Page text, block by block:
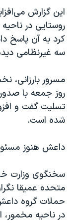
چهل سال
قانون شفافیت
اعتراضات مردمی
نرگس محمدی
همایش
سفر پرزیدنت
روستایی در
سه غیرنظامی
مسرور بارزانی،
روز جمعه با
تسلیت گفت و
شده است.
داعش هنوز
سخنگوی وزارت
متحده عمیقا
حملات گروه
در ناحیه